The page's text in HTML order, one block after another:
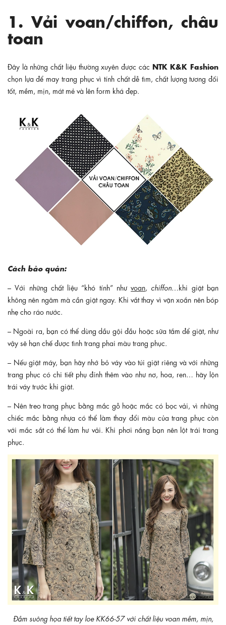
1. Vải voan/chiffon, châu
toan
Đây là những chất liệu thường xuyên được các NTK K&K Fashion
chọn lựa để may trang phục vì tính chất dễ tìm, chất lượng tương đối
tốt, mềm, mịn, mát mẻ và lên form khá đẹp.
Cách bảo quản:
– Với những chất liệu “khó tính” nhưvoan , chiffon …khi giặt bạn
không nên ngâm mà cần giặt ngay. Khi vắt thay vì vặn xoắn nên bóp
nhẹ cho ráo nước.
– Ngoài ra, bạn có thể dùng dầu gội đầu hoặc sữa tắm để giặt, như
vậy sẽ hạn chế được tình trang phai màu trang phục.
– Nếu giặt máy, bạn hãy nhớ bỏ váy vào túi giặt riêng và với những
trang phục có chi tiết phụ đính thêm vào như nơ, hoa, ren… hãy lộn
trái váy trước khi giặt.
– Nên treo trang phục bằng mắc gỗ hoặc mắc có bọc vải, vì những
chiếc mắc bằng nhựa có thể làm thay đổi màu của trang phục còn
với mắc sắt có thể làm hư vải. Khi phơi nắng bạn nên lột trái trang
phục.
Đầm suông họa tiết tay loe KK66-57 với chất liệu voan mềm, mịn,